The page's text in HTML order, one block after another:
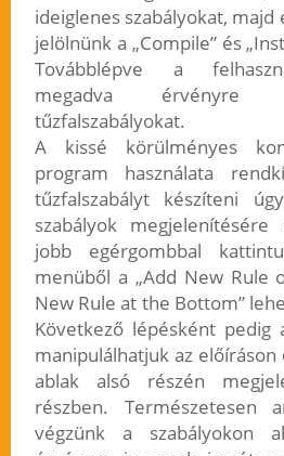
ideiglenes szabályokat,
jelölnünk a „Compile” és
Továbblépve a
megadva érvényre
tűzfalszabályokat.
A kissé körülményes
program használata
tűzfalszabályt készíteni
szabályok megjelenítésére
jobb egérgombbal
menüből a „Add New Rule
New Rule at the Bottom”
Következő lépésként pedig
manipulálhatjuk az
ablak alsó részén
részben. Természetesen
végzünk a szabályokon